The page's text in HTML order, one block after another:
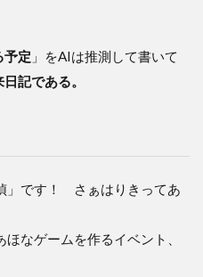
予定 」をAIは推測して書いて
記である。
」です！ さぁはりきってあ
なゲームを作るイベント、